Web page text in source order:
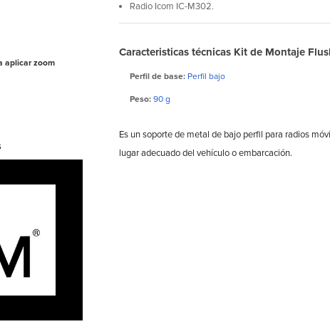
aplicar zoom
Radio Icom IC-M302.
Caracteristicas técnicas Kit de Montaje
Perfil de base: Perfil bajo
Peso: 90 g
Es un soporte de metal de bajo perfil para radios
lugar adecuado del vehículo o embarcación.